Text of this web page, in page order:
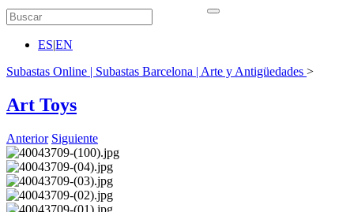
ES|EN
Subastas Online | Subastas Barcelona | Arte y Antigüedades >
Art Toys
Anterior Siguiente